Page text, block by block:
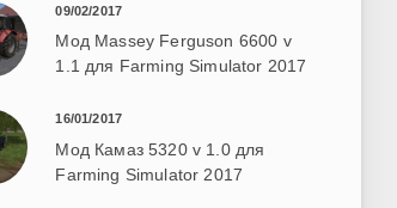
09/02/2017
Мод Massey Ferguson 6600 v
1.1 для Farming Simulator 2017
16/01/2017
Мод Камаз 5320 v 1.0 для
Farming Simulator 2017